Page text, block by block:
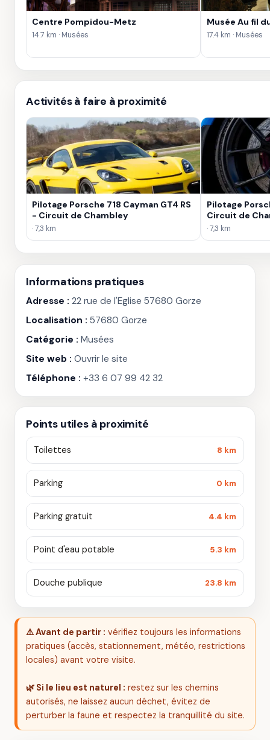
Centre Pompidou-Metz
14.7 km · Musées
Musée Au fil
17.4 km · Musées
Activités à faire à proximité
Pilotage Porsche 718 Cayman GT4 RS
- Circuit de Chambley
· 7,3 km
Pilotage
Circuit de
· 7,3 km
Informations pratiques
Adresse : 22 rue de l'Eglise 57680 Gorze
Localisation : 57680 Gorze
Catégorie : Musées
Site web : Ouvrir le site
Téléphone : +33 6 07 99 42 32
Points utiles à proximité
Toilettes 8 km
Parking 0 km
Parking gratuit 4.4 km
Point d'eau potable 5.3 km
Douche publique 23.8 km
⚠️ Avant de partir : vérifiez toujours les informations
pratiques (accès, stationnement, météo, restrictions
locales) avant votre visite.
🌿 Si le lieu est naturel : restez sur les chemins
autorisés, ne laissez aucun déchet, évitez de
perturber la faune et respectez la tranquillité du site.